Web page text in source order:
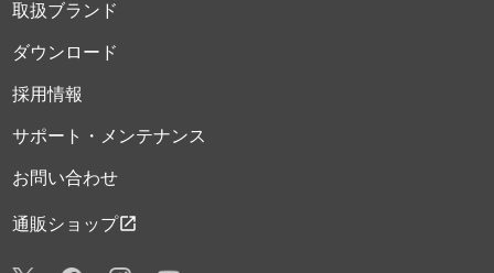
取扱ブランド
ダウンロード
採用情報
サポート・メンテナンス
お問い合わせ
通販ショップopen_in_new